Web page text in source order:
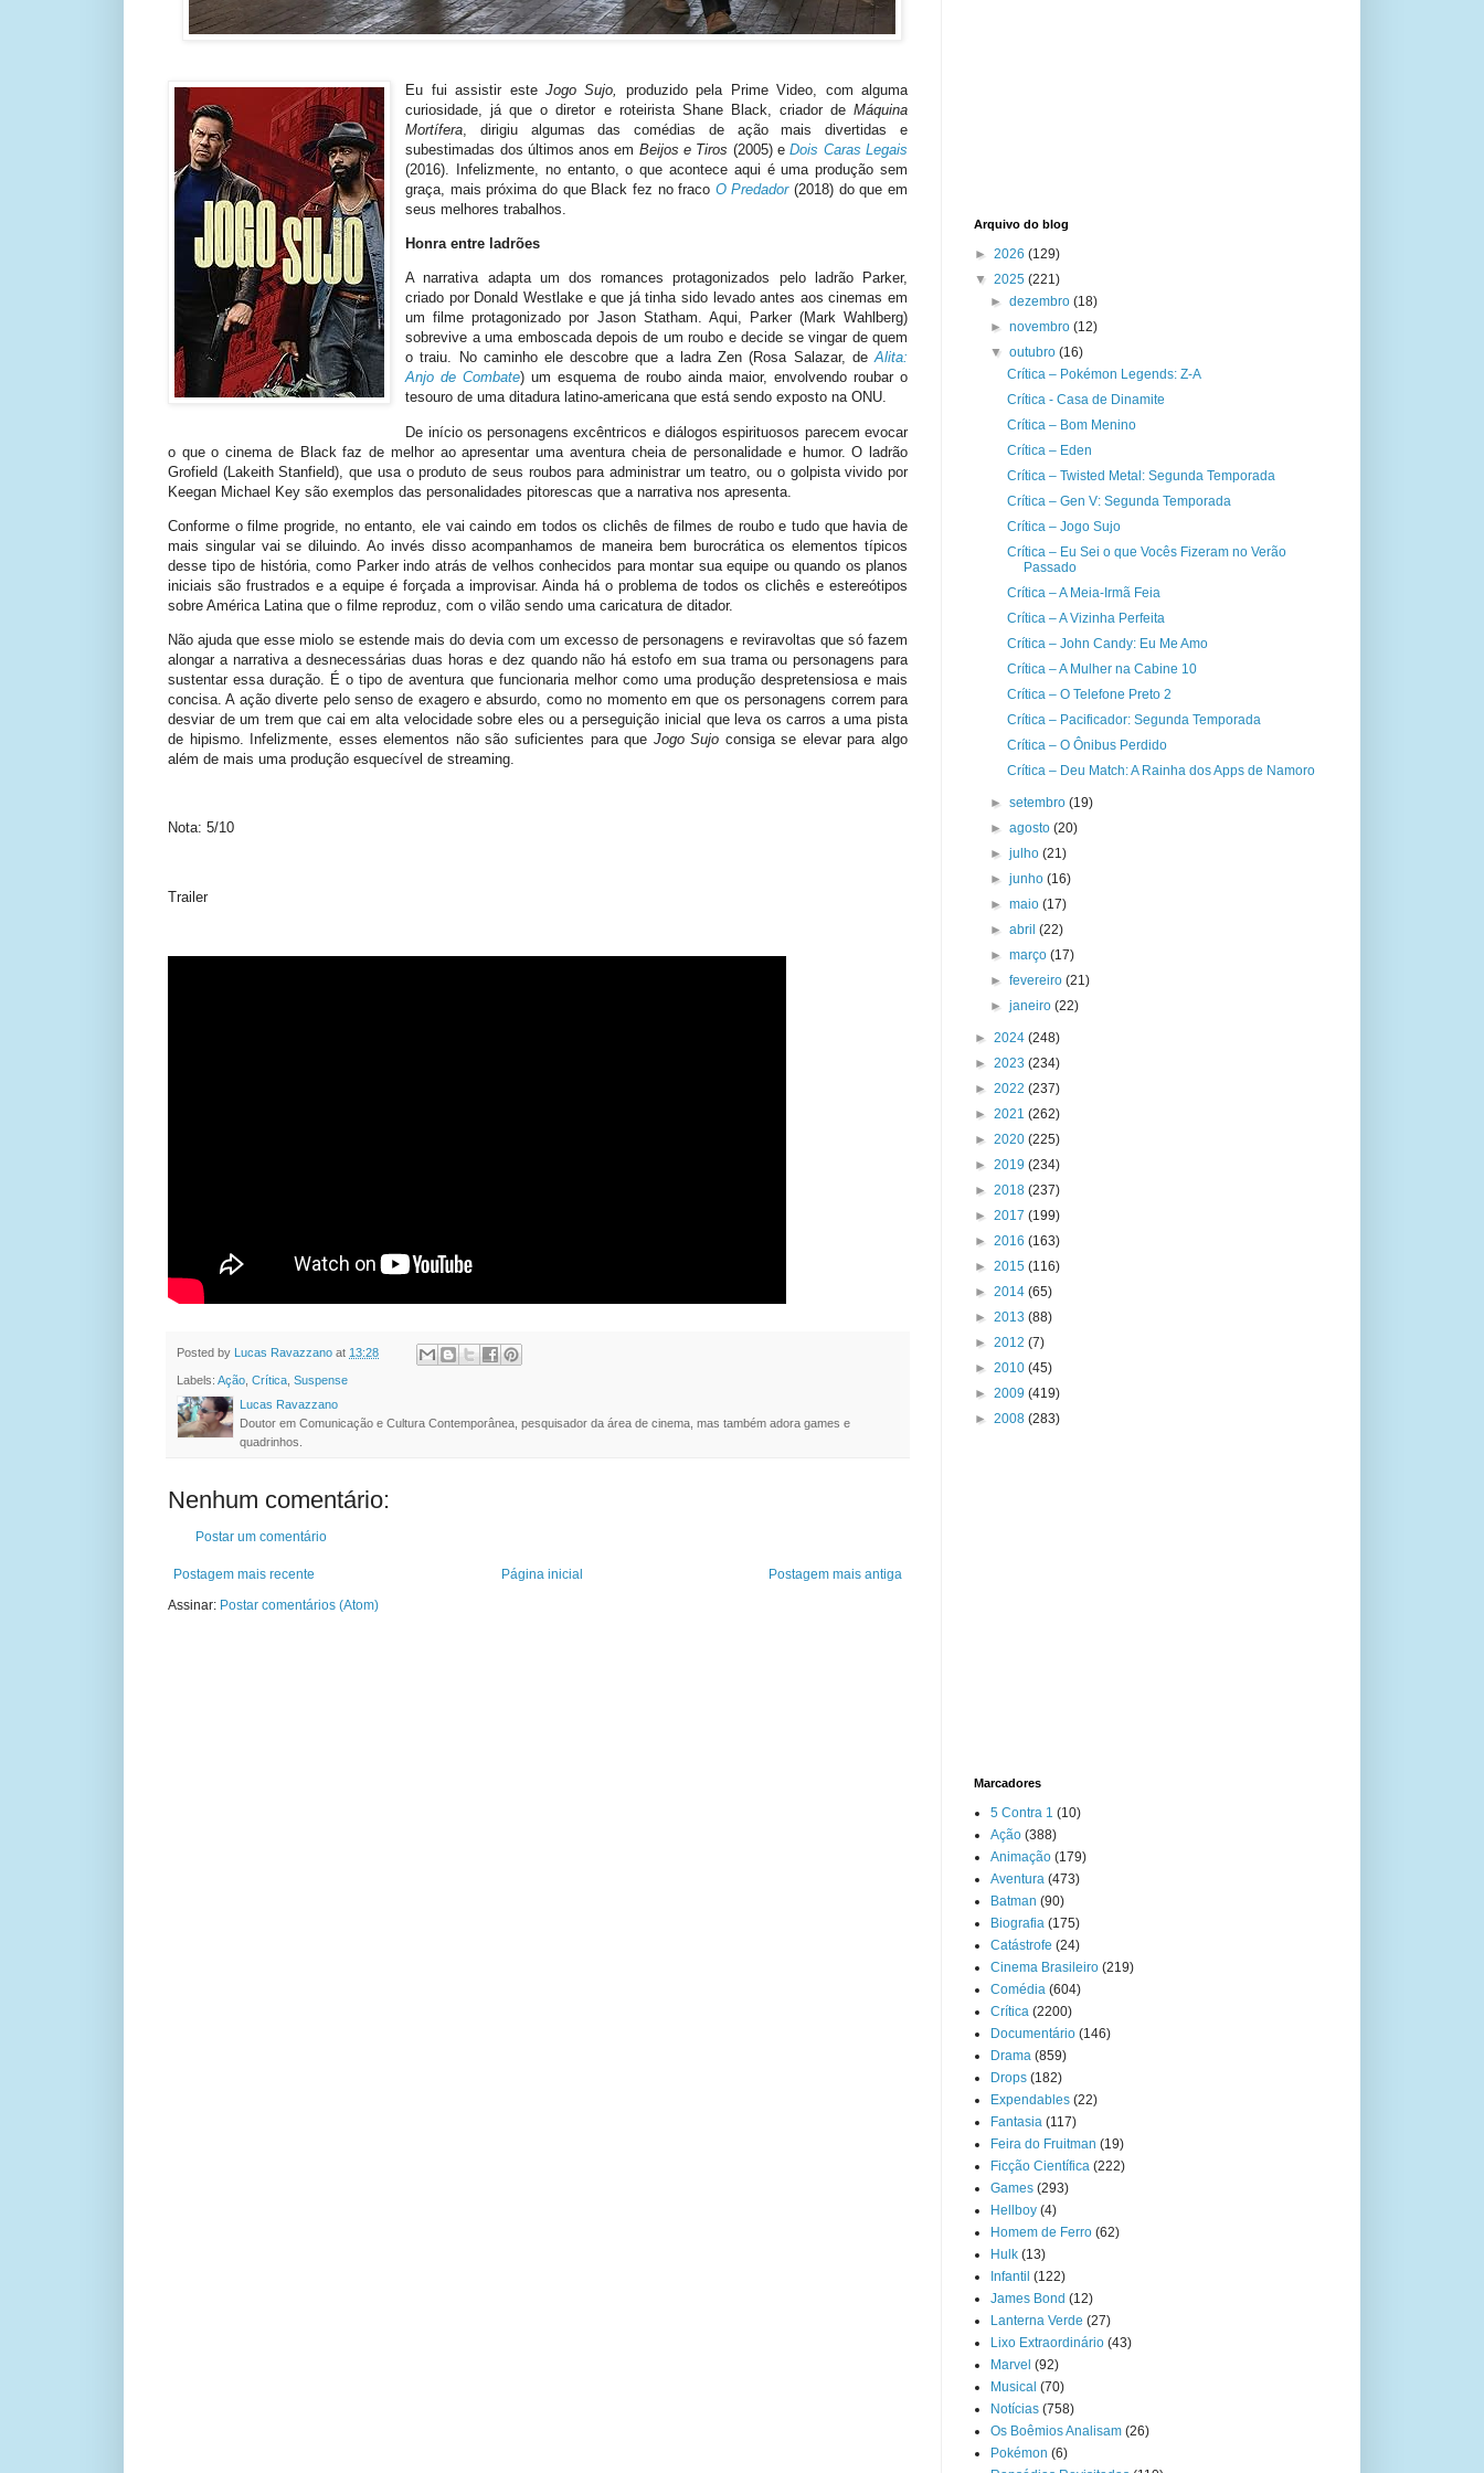
Eu fui assistir este Jogo Sujo, produzido pela Prime Video, com alguma
curiosidade, já que o diretor e roteirista Shane Black, criador de Máquina
Mortífera, dirigiu algumas das comédias de ação mais divertidas e
subestimadas dos últimos anos em Beijos e Tiros (2005) eDois Caras Legais
(2016). Infelizmente, no entanto, o que acontece aqui é uma produção sem
graça, mais próxima do que Black fez no fraco O Predador (2018) do que em
seus melhores trabalhos.
Honra entre ladrões
A narrativa adapta um dos romances protagonizados pelo ladrão Parker,
criado por Donald Westlake e que já tinha sido levado antes aos cinemas em
um filme protagonizado por Jason Statham. Aqui, Parker (Mark Wahlberg)
sobrevive a uma emboscada depois de um roubo e decide se vingar de quem
o traiu. No caminho ele descobre que a ladra Zen (Rosa Salazar, deAlita:
Anjo de Combate) um esquema de roubo ainda maior, envolvendo roubar o
tesouro de uma ditadura latino-americana que está sendo exposto na ONU.
De início os personagens excêntricos e diálogos espirituosos parecem evocar
o que o cinema de Black faz de melhor ao apresentar uma aventura cheia de personalidade e humor. O ladrão
Grofield (Lakeith Stanfield), que usa o produto de seus roubos para administrar um teatro, ou o golpista vivido por
Keegan Michael Key são exemplos das personalidades pitorescas que a narrativa nos apresenta.
Conforme o filme progride, no entanto, ele vai caindo em todos os clichês de filmes de roubo e tudo que havia de
mais singular vai se diluindo. Ao invés disso acompanhamos de maneira bem burocrática os elementos típicos
desse tipo de história, como Parker indo atrás de velhos conhecidos para montar sua equipe ou quando os planos
iniciais são frustrados e a equipe é forçada a improvisar. Ainda há o problema de todos os clichês e estereótipos
sobre América Latina que o filme reproduz, com o vilão sendo uma caricatura de ditador.
Não ajuda que esse miolo se estende mais do devia com um excesso de personagens e reviravoltas que só fazem
alongar a narrativa a desnecessárias duas horas e dez quando não há estofo em sua trama ou personagens para
sustentar essa duração. É o tipo de aventura que funcionaria melhor como uma produção despretensiosa e mais
concisa. A ação diverte pelo senso de exagero e absurdo, como no momento em que os personagens correm para
desviar de um trem que cai em alta velocidade sobre eles ou a perseguição inicial que leva os carros a uma pista
de hipismo. Infelizmente, esses elementos não são suficientes para que Jogo Sujo consiga se elevar para algo
além de mais uma produção esquecível de streaming.
Nota: 5/10
Trailer
Posted by Lucas Ravazzano at 13:28
Labels: Ação Crítica Suspense
Lucas Ravazzano
Doutor em Comunicação e Cultura Contemporânea, pesquisador da área de cinema, mas também adora games e
quadrinhos.
Nenhum comentário:
Postar um comentário
Postagem mais recente Postagem mais antiga
Página inicial
Assinar: Postar comentários (Atom)
Arquivo do blog
► 2026 (129)
▼ 2025 (221)
►dezembro(18)
►novembro(12)
▼outubro(16)
Crítica – Pokémon Legends: Z-A
Crítica - Casa de Dinamite
Crítica – Bom Menino
Crítica – Eden
Crítica – Twisted Metal: Segunda Temporada
Crítica – Gen V: Segunda Temporada
Crítica – Jogo Sujo
Crítica – Eu Sei o que Vocês Fizeram no Verão
Passado
Crítica – A Meia-Irmã Feia
Crítica – A Vizinha Perfeita
Crítica – John Candy: Eu Me Amo
Crítica – A Mulher na Cabine 10
Crítica – O Telefone Preto 2
Crítica – Pacificador: Segunda Temporada
Crítica – O Ônibus Perdido
Crítica – Deu Match: A Rainha dos Apps de Namoro
►setembro(19)
►agosto(20)
►julho(21)
►junho(16)
►maio(17)
►abril(22)
►março(17)
►fevereiro(21)
►janeiro(22)
► 2024 (248)
► 2023 (234)
► 2022 (237)
► 2021 (262)
► 2020 (225)
► 2019 (234)
► 2018 (237)
► 2017 (199)
► 2016 (163)
► 2015 (116)
► 2014 (65)
► 2013 (88)
► 2012 (7)
► 2010 (45)
► 2009 (419)
► 2008 (283)
Marcadores
5 Contra 1 (10)
Ação (388)
Animação (179)
Aventura (473)
Batman (90)
Biografia (175)
Catástrofe (24)
Cinema Brasileiro (219)
Comédia (604)
Crítica (2200)
Documentário (146)
Drama (859)
Drops (182)
Expendables (22)
Fantasia (117)
Feira do Fruitman (19)
Ficção Científica (222)
Games (293)
Hellboy (4)
Homem de Ferro (62)
Hulk (13)
Infantil (122)
James Bond (12)
Lanterna Verde (27)
Lixo Extraordinário (43)
Marvel (92)
Musical (70)
Notícias (758)
Os Boêmios Analisam (26)
Pokémon (6)